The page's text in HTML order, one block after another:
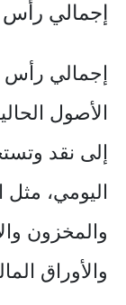
إجمالي رأس
إجمالي رأس
الأصول
إلى نقد
اليومي،
والمخزون
والأوراق